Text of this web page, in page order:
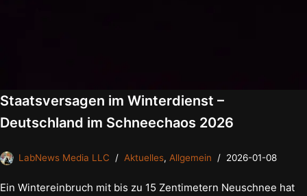
Staatsversagen im Winterdienst –
Deutschland im Schneechaos 2026
LabNews Media LLC Aktuelles, Allgemein 2026-01-08
Ein Wintereinbruch mit bis zu 15 Zentimetern Neuschnee hat